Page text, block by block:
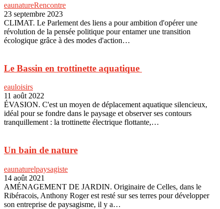
eaunatureRencontre
23 septembre 2023
CLIMAT. Le Parlement des liens a pour ambition d'opérer une
révolution de la pensée politique pour entamer une transition
écologique grâce à des modes d'action…
Le Bassin en trottinette aquatique
eauloisirs
11 août 2022
ÉVASION. C'est un moyen de déplacement aquatique silencieux,
idéal pour se fondre dans le paysage et observer ses contours
tranquillement : la trottinette électrique flottante,…
Un bain de nature
eaunaturelpaysagiste
14 août 2021
AMÉNAGEMENT DE JARDIN. Originaire de Celles, dans le
Ribéracois, Anthony Roger est resté sur ses terres pour développer
son entreprise de paysagisme, il y a…